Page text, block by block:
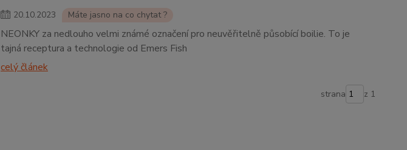
20.10.2023 Máte jasno na co chytat ?
NEONKY za nedlouho velmi známé označení pro neuvěřitelně působící boilie. To je
tajná receptura a technologie od Emers Fish
celý článek
strana z 1